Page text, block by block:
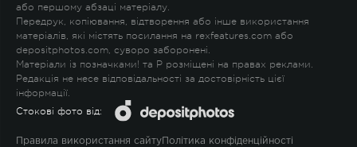
або першому абзаці матеріалу.
Передрук, копіювання, відтворення або інше використання
матеріалів, які містять посилання на rexfeatures.com або
depositphotos.com, суворо заборонені.
Матеріали із позначками! та P розміщені на правах реклами.
Редакція не несе відповідальності за достовірність цієї
інформації.
Стокові фото від:
Правила використання сайту Політика конфіденційності